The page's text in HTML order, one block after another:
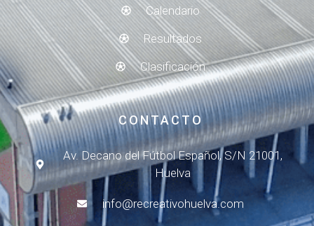
Calendario
Resultados
Clasificación
CONTACTO
Av. Decano del Fútbol Español, S/N 21001,
Huelva
info@recreativohuelva.com